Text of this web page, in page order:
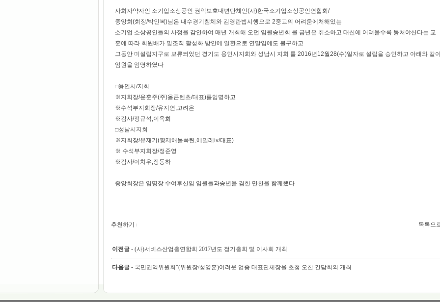
사회자약자인 소기업소상공인 권익보호대변단체인(사)한국소기업소상공인연합회/
중앙회(회장/박인복)님은 내수경기침체와 김영란법시행으로 2중고의 어려움에처해있는
소기업 소상공인들의 사정을 감안하여 매년 개최해 오던 임원송년회 를 금년은 취소하고 대신에 어려울수록 뭉처야산다는 교
훈에 따라 회원배가 및조직 활성화 방안에 일환으로 연말임에도 불구하고
그동안 미설립지구로 보류되었던 경기도 용인시지회와 성남시 지회 를 2016년12월28(수)일자로 설립을 승인하고 아래와 같
임원을 임명하였다
□용인시/지회
※지회장/윤훈주(주)올콘텐츠/대표)를임명하고
※수석부지회장/유지연,고려은
※감사/정규석,이옥희
□성남시지회
※지회장/유재기(황제해물폭탄,에밀레tv/대표)
※ 수석부지회장/정준영
※감사/이치우,장동하
중앙회장은 임명장 수여후신임 임원들과송년을 겸한 만찬을 함께했다
추천하기 목록으
이전글 - (사)서비스산업총연합회 2017년도 정기총회 및 이사회 개최
다음글 - 국민권익위원회"(위원장/성영훈)어려운 업종 대표단체장을 초청 오찬 간담회의 개최